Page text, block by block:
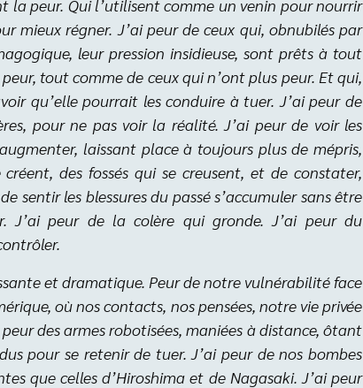
la peur. Qui l’utilisent comme un venin pour nourrir
mieux régner. J’ai peur de ceux qui, obnubilés par
leur pression insidieuse, sont prêts à tout
tout comme de ceux qui n’ont plus peur. Et qui,
qu’elle pourrait les conduire à tuer. J’ai peur de
pour ne pas voir la réalité. J’ai peur de voir les
laissant place à toujours plus de mépris,
des fossés qui se creusent, et de constater,
sentir les blessures du passé s’accumuler sans être
J’ai peur de la colère qui gronde. J’ai peur du
et dramatique. Peur de notre vulnérabilité face
où nos contacts, nos pensées, notre vie privée
des armes robotisées, maniées à distance, ôtant
pour se retenir de tuer. J’ai peur de nos bombes
que celles d’Hiroshima et de Nagasaki. J’ai peur